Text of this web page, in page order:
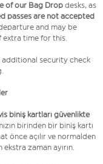
of our Bag Drop desks, as
passes are not accepted
and may be
extra time for this.
additional security check
biniş kartları güvenlikte
birinden bir biniş kartı
önce açılır ve normalden
zaman ayırın.